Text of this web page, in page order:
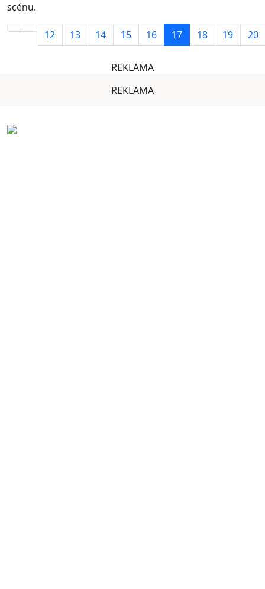
scénu.
Strana 17 z 22
12 13 14 15 16 17 18 19 20
REKLAMA
REKLAMA